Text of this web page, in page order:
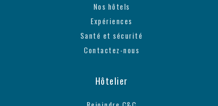
Nos hôtels
Expériences
Santé et sécurité
Contactez-nous
Hôtelier